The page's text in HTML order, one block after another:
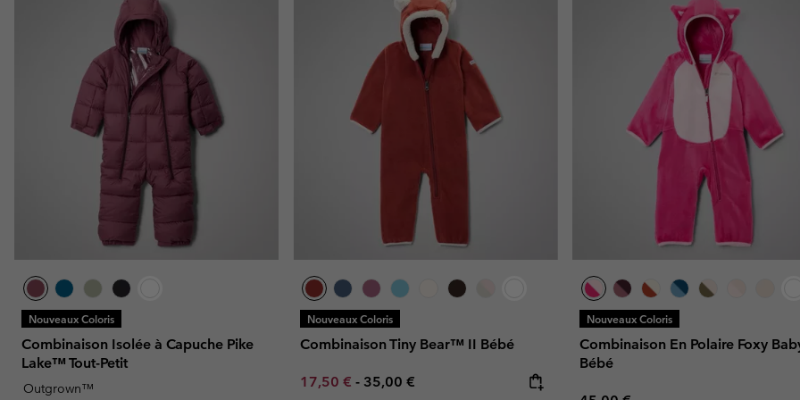
Nouveaux Coloris
Combinaison Isolée à Capuche Pike
Lake™ Tout-Petit
Outgrown™
Nouveaux Coloris
Combinaison Tiny Bear™ II Bébé
Minimum sale price:
17,50 €- Maximum price:
35,00 €
Nouveaux Coloris
Combinaison En Polaire Foxy
Bébé